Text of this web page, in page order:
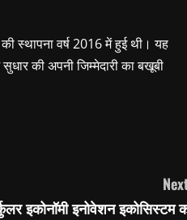
की स्थापना वर्ष 2016 में हुई थी। यह
की अपनी जिम्मेदारी का बखूबी
इकोनॉमी इनोवेशन इकोसिस्टम